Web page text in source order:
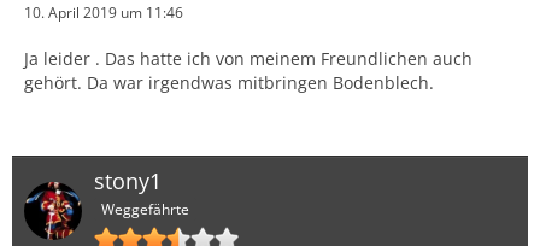
10. April 2019 um 11:46
Ja leider . Das hatte ich von meinem Freundlichen auch
gehört. Da war irgendwas mitbringen Bodenblech.
stony1
Weggefährte